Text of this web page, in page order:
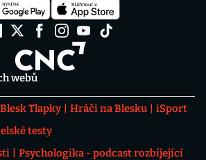
webů
Blesk Tlapky Hráči na Blesku
iSport
testy
Psychologika - podcast rozbíjející